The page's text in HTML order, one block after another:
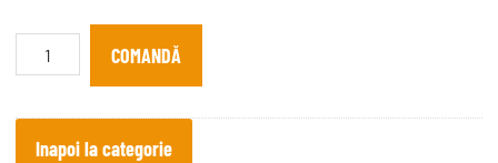
Sticker
vara
quantity
COMANDĂ
Inapoi la categorie